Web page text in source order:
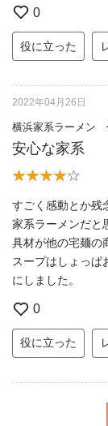
0
役に立った
2022年04月26日
横浜家系ラーメン
安心な家系
すごく感動とか残
家系ラーメンだと
具材が他の宅麺の
スープはしょっぱ
にしました。
0
役に立った